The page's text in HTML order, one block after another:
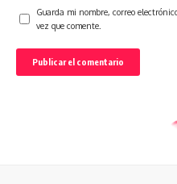
Guarda mi nombre, correo
vez que comente.